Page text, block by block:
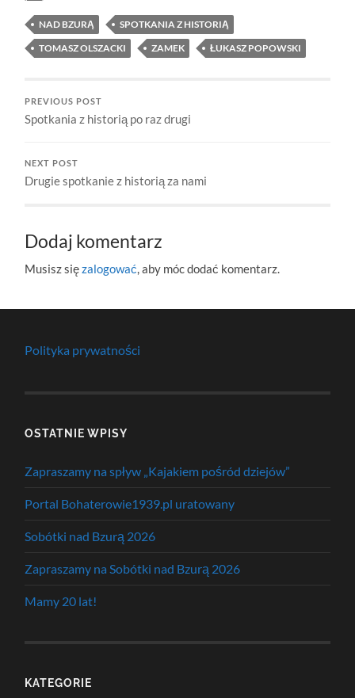
NAD BZURĄ
SPOTKANIA Z HISTORIĄ
TOMASZ OLSZACKI
ZAMEK ŁUKASZ POPOWSKI
PREVIOUS POST
Spotkania z historią po raz drugi
NEXT POST
Drugie spotkanie z historią za nami
Dodaj komentarz
Musisz sięzalogować, aby móc dodać komentarz.
Polityka prywatności
OSTATNIE WPISY
Zapraszamy na spływ „Kajakiem pośród dziejów”
Portal Bohaterowie1939.pl uratowany
Sobótki nad Bzurą 2026
Zapraszamy na Sobótki nad Bzurą 2026
Mamy 20 lat!
KATEGORIE